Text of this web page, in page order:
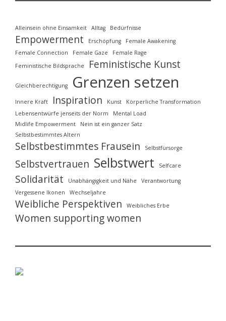
Alleinsein ohne Einsamkeit Alltag Bedürfnisse
Empowerment Erschöpfung
Female Awakening
Female Connection
Female Gaze
Female Rage
Feministische Bildsprache
Feministische Kunst
Gleichberechtigung Grenzen setzen
Innere Kraft Inspiration Kunst
Körperliche Transformation
Lebensentwürfe jenseits der Norm
Mental Load
Midlife Empowerment
Nein ist ein ganzer Satz
Selbstbestimmtes Altern
Selbstbestimmtes Frausein Selbstfürsorge
Selbstvertrauen Selbstwert Selfcare
Solidarität Unabhängigkeit und Nähe
Verantwortung
Vergessene Ikonen
Wechseljahre
Weibliche Perspektiven Weibliches Erbe
Women supporting women